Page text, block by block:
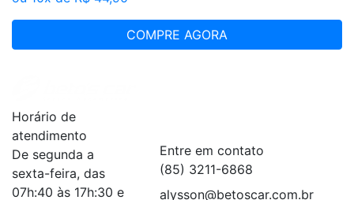
COMPRE AGORA
Horário de
atendimento
De segunda a
sexta-feira, das
07h:40 às 17h:30 e
Entre em contato
(85) 3211-6868
alysson@betoscar.com.br